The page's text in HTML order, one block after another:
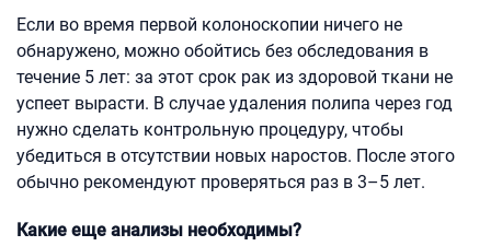
Если во время первой колоноскопии ничего не
обнаружено, можно обойтись без обследования в
течение 5 лет: за этот срок рак из здоровой ткани не
успеет вырасти. В случае удаления полипа через год
нужно сделать контрольную процедуру, чтобы
убедиться в отсутствии новых наростов. После этого
обычно рекомендуют проверяться раз в 3–5 лет.
Какие еще анализы необходимы?